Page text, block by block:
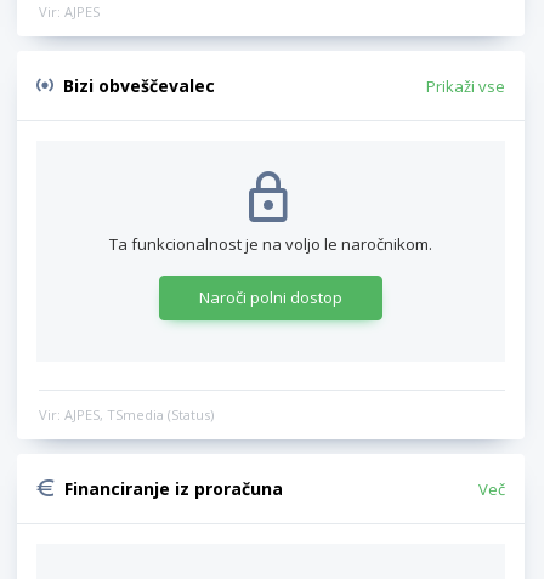
Vir: AJPES
Bizi obveščevalec Prikaži vse
Ta funkcionalnost je na voljo le naročnikom.
Naroči polni dostop
Vir: AJPES, TSmedia (Status)
Financiranje iz proračuna Več